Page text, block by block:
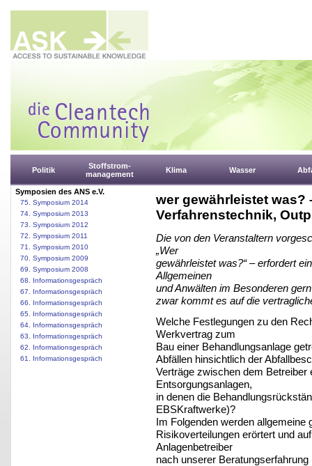
Politik
Stoffstrom-
management
Klima Wasser
Symposien des ANS e.V.
75. Symposium 2014
74. Symposium 2013
73. Symposium 2012
72. Symposium 2011
71. Symposium 2010
70. Symposium 2009
69. Symposium 2008
68. Informationsgespräch
67. Informationsgespräch
66. Informationsgespräch
65. Informationsgespräch
64. Informationsgespräch
63. Informationsgespräch
62. Informationsgespräch
61. Informationsgespräch
wer gewährleistet was?
Verfahrenstechnik,
Die von den Veranstaltern
„Wer
gewährleistet was?“ – erfordert
Allgemeinen
und Anwälten im Besonderen
zwar kommt es auf die
Welche Festlegungen zu den
Werkvertrag zum
Bau einer Behandlungsanlage
Abfällen hinsichtlich der
Verträge zwischen dem Betreiber
Entsorgungsanlagen,
in denen die
EBSKraftwerke)?
Im Folgenden werden
Risikoverteilungen erörtert und
Anlagenbetreiber
nach unserer